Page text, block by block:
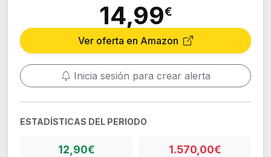
14,99€
Ver oferta en Amazon
Inicia sesión para crear alerta
ESTADÍSTICAS DEL PERIODO
12,90€ 1.570,00€